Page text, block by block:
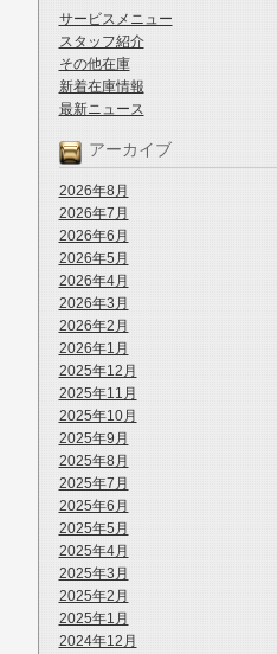
サービスメニュー
スタッフ紹介
その他在庫
新着在庫情報
最新ニュース
アーカイブ
2026年8月
2026年7月
2026年6月
2026年5月
2026年4月
2026年3月
2026年2月
2026年1月
2025年12月
2025年11月
2025年10月
2025年9月
2025年8月
2025年7月
2025年6月
2025年5月
2025年4月
2025年3月
2025年2月
2025年1月
2024年12月